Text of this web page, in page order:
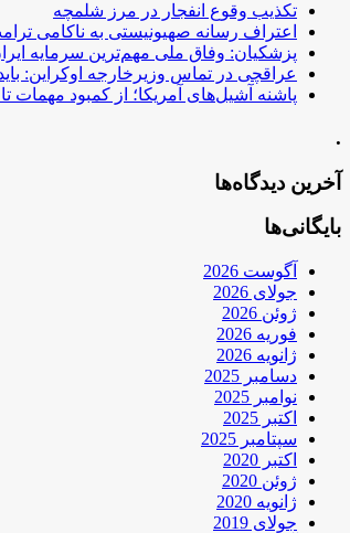
تکذیب وقوع انفجار در مرز شلمچه
اعتراف رسانه صهیونیستی به ناکامی
پزشکیان: وفاق ملی مهم‌ترین سرمایه
عراقچی در تماس وزیرخارجه اوکراین:
پاشنه آشیل‌های آمریکا؛ از کمبود مهمات
.
آخرین دیدگاه‌ها
بایگانی‌ها
آگوست 2026
جولای 2026
ژوئن 2026
فوریه 2026
ژانویه 2026
دسامبر 2025
نوامبر 2025
اکتبر 2025
سپتامبر 2025
اکتبر 2020
ژوئن 2020
ژانویه 2020
جولای 2019